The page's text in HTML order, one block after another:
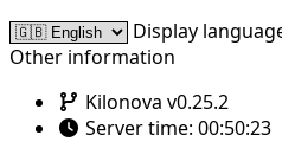
Display
Other information
Kilonova v0.25.2
Server time: 00:50:23